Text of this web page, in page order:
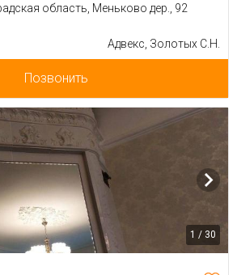
область, Меньково дер., 92
Адвекс, Золотых С.Н.
Позвонить
1 / 30